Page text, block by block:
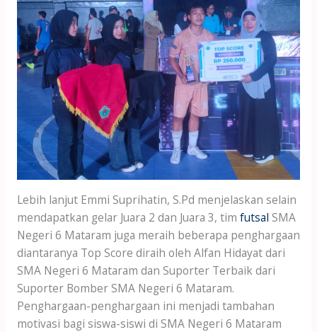
Lebih lanjut Emmi Suprihatin, S.Pd menjelaskan selain
mendapatkan gelar Juara 2 dan Juara 3, tim futsal SMA
Negeri 6 Mataram juga meraih beberapa penghargaan
diantaranya Top Score diraih oleh Alfan Hidayat dari
SMA Negeri 6 Mataram dan Suporter Terbaik dari
Suporter Bomber SMA Negeri 6 Mataram.
Penghargaan-penghargaan ini menjadi tambahan
motivasi bagi siswa-siswi di SMA Negeri 6 Mataram